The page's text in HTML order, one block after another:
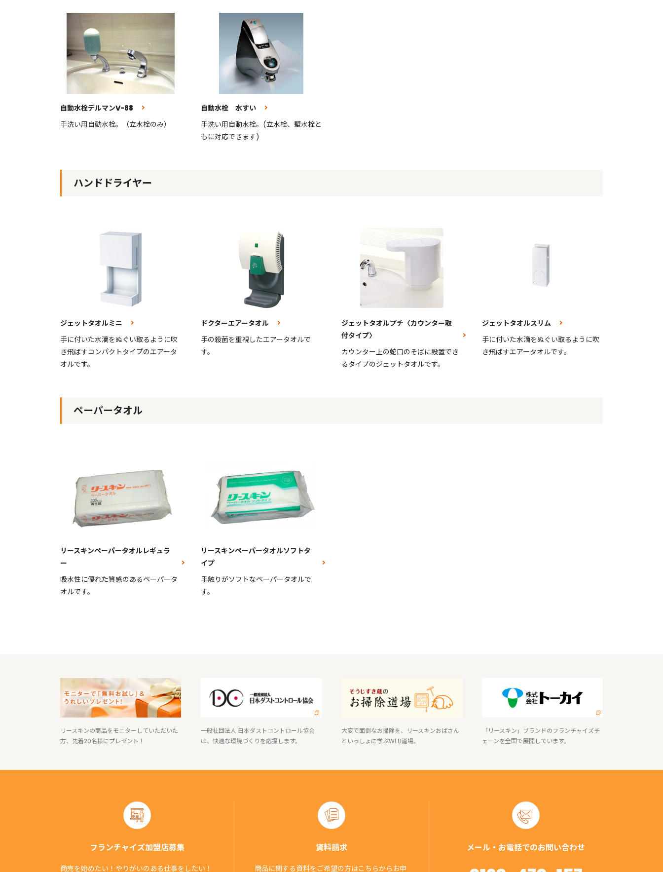
自動水栓デルマンV-88
手洗い用自動水栓。（立水栓のみ）
自動水栓 水すい
手洗い用自動水栓。(立水栓、壁水栓と
もに対応できます)
ハンドドライヤー
ジェットタオルミニ
手に付いた水滴をぬぐい取るように吹
き飛ばすコンパクトタイプのエアータ
オルです。
ドクターエアータオル
手の殺菌を重視したエアータオルで
す。
ジェットタオルプチ〈カウンター取
付タイプ〉
カウンター上の蛇口のそばに設置でき
るタイプのジェットタオルです。
ジェットタオルスリム
手に付いた水滴をぬぐい取るように吹
き飛ばすエアータオルです。
ペーパータオル
リースキンペーパータオルレギュラ
ー
吸水性に優れた質感のあるペーパータ
オルです。
リースキンペーパータオルソフトタ
イプ
手触りがソフトなペーパータオルで
す。
リースキンの商品をモニターしていただいた
方、先着20名様にプレゼント！
一般社団法人 日本ダストコントロール協会
は、快適な環境づくりを応援します。
大変で面倒なお掃除を、リースキンおばさん
といっしょに学ぶWEB道場。
「リースキン」ブランドのフランチャイズチ
ェーンを全国で展開しています。
フランチャイズ加盟店募集
商売を始めたい！やりがいのある仕事をしたい！
資料請求
商品に関する資料をご希望の方はこちらからお申
メール・お電話でのお問い合わせ